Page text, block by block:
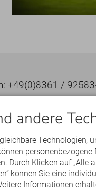
+49(0)8361 /
andere
Technologien,
personenbezogene
Durch Klicken auf „Alle
können Sie eine
Informationen